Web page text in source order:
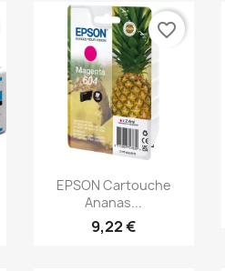
Aperçu rapide
EPSON Cartouche
Ananas...
9,22 €
favorite_border